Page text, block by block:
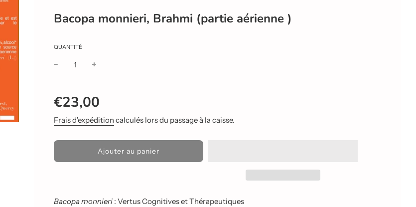
Bacopa monnieri, Brahmi (partie aérienne )
QUANTITÉ
réduit
régulier
€23,00
Frais d'expédition calculés lors du passage à la caisse.
C
h
e
Ajouter au panier
Bacopa monnieri : Vertus Cognitives et Thérapeutiques